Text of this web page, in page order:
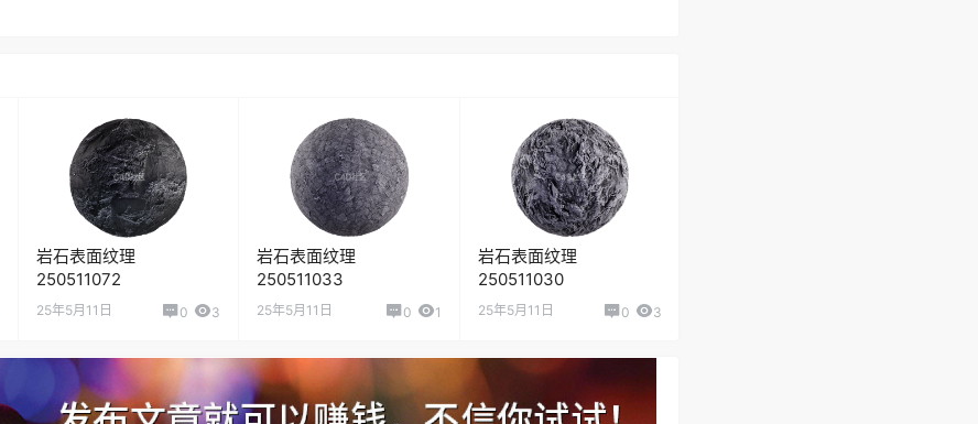
岩石表面纹理
250511072
25年5月11日 0 3
岩石表面纹理
250511033
25年5月11日 0 1
岩石表面纹理
250511030
25年5月11日 0 3